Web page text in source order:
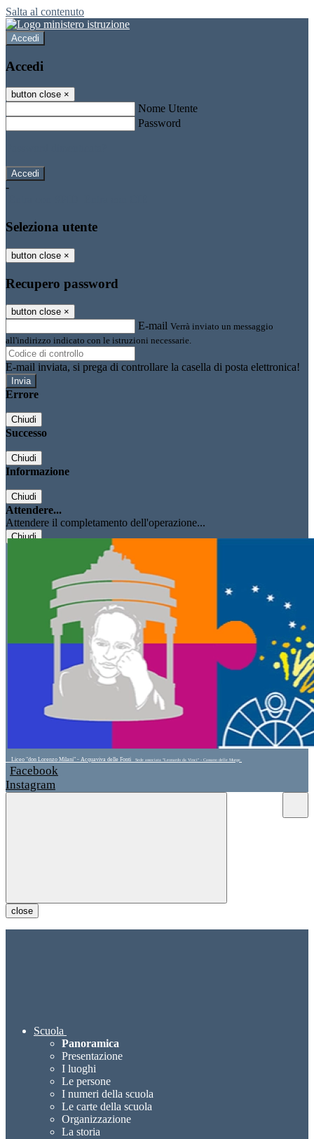
Salta al contenuto
Accedi
Accedi
button close ×
Nome Utente
Password
-
Seleziona utente
button close ×
Recupero password
button close ×
E-mail Verrà inviato un messaggio
all'indirizzo indicato con le istruzioni necessarie.
E-mail inviata, si prega di controllare la casella di posta elettronica!
Errore
Chiudi
Successo
Chiudi
Informazione
Chiudi
Attendere...
Attendere il completamento dell'operazione...
Chiudi
Liceo "don Lorenzo Milani" - Acquaviva delle Fonti Sede associata "Leonardo da Vinci" - Cassano delle Murge
Facebook
Instagram
close
Scuola
Panoramica
Presentazione
I luoghi
Le persone
I numeri della scuola
Le carte della scuola
Organizzazione
La storia